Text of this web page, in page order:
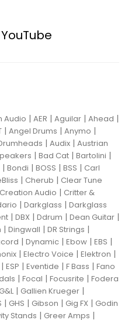
Audio | AER | Aguilar | Ahead |
| Angel Drums | Anymo |
| Audix | Austrian
| Bad Cat | Bartolini |
| Bondi | BOSS | BSS | Carl
| Cherub | Clear Tune
Creation Audio | Critter &
| Darkglass | Darkglass
| DBX | Ddrum | Dean Guitar |
| Dingwall | DR Strings |
| Dynamic | Ebow | EBS |
| Electro Voice | Elektron |
| ESP | Eventide | F Bass | Fano
| Focal | Focusrite | Fodera
G&L| Gallien Krueger |
| GHS | Gibson | Gig FX | Godin
Stands | Greer Amps |